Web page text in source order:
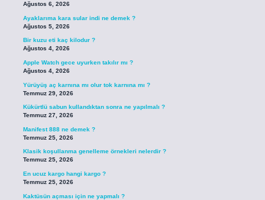
Ağustos 6, 2026
Ayaklarıma kara sular indi ne demek ?
Ağustos 5, 2026
Bir kuzu eti kaç kilodur ?
Ağustos 4, 2026
Apple Watch gece uyurken takılır mı ?
Ağustos 4, 2026
Yürüyüş aç karnına mı olur tok karnına mı ?
Temmuz 29, 2026
Kükürtlü sabun kullandıktan sonra ne yapılmalı ?
Temmuz 27, 2026
Manifest 888 ne demek ?
Temmuz 25, 2026
Klasik koşullanma genelleme örnekleri nelerdir ?
Temmuz 25, 2026
En ucuz kargo hangi kargo ?
Temmuz 25, 2026
Kaktüsün açması için ne yapmalı ?